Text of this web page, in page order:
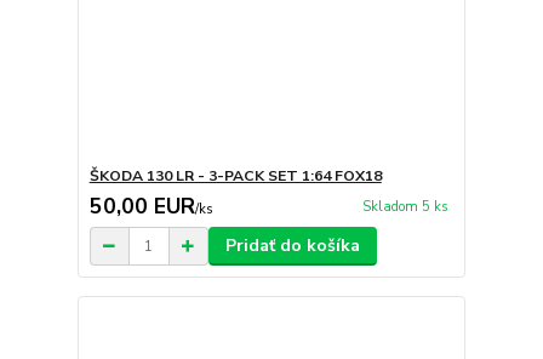
ŠKODA 130 LR - 3-PACK SET 1:64 FOX18
50,00 EUR/ks Skladom 5 ks
Pridať do košíka